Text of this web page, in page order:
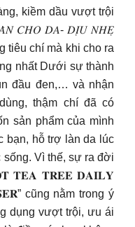
kiềm dầu vượt trội
𝐶𝐻𝑂 𝐷𝐴- 𝐷𝐼̣𝑈 𝑁𝐻𝐸̣
chí mà khi cho ra
nhất Dưới sự thành
đầu đen,… và nhận
thậm chí đã có
sản phẩm của mình
bạn, hỗ trợ làn da lúc
sống. Vì thế, sự ra đời
𝐓𝐄𝐀 𝐓𝐑𝐄𝐄 𝐃𝐀𝐈𝐋𝐘
cũng nằm trong ý
dụng vượt trội, ưu ái